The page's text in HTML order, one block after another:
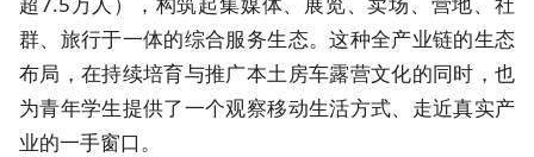
群、旅行于一体的综合服务生态。这种全产业链的生态
布局，在持续培育与推广本土房车露营文化的同时，也
为青年学生提供了一个观察移动生活方式、走近真实产
业的一手窗口。